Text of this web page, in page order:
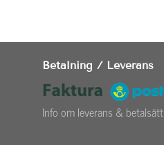
Betalning / Leverans
Info om leverans & betalsätt